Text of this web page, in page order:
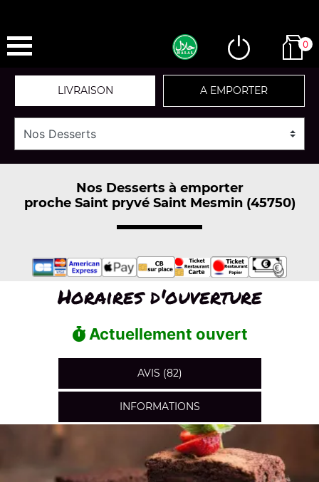
0
LIVRAISON A EMPORTER
Nos Desserts à emporter
proche Saint pryvé Saint Mesmin (45750)
Horaires d'ouverture
Actuellement ouvert
AVIS (82)
INFORMATIONS